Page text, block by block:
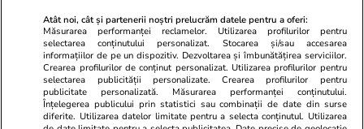
Actualizare preferințe cookies
Atât noi, cât și partenerii noștri prelucrăm datele pentru a oferi:
Măsurarea performanței reclamelor. Utilizarea profilurilor pentru
selectarea conținutului personalizat. Stocarea și/sau accesarea
informațiilor de pe un dispozitiv. Dezvoltarea și îmbunătățirea serviciilor.
Crearea profilurilor de conținut personalizat. Utilizarea profilurilor pentru
selectarea publicității personalizate. Crearea profilurilor pentru
publicitate personalizată. Măsurarea performanței conținutului.
Înțelegerea publicului prin statistici sau combinații de date din surse
diferite. Utilizarea datelor limitate pentru a selecta conținutul. Utilizarea